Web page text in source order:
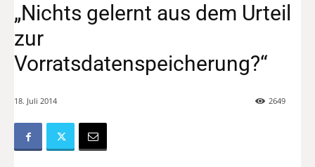
„Nichts gelernt aus dem Urteil
zur
Vorratsdatenspeicherung?“
18. Juli 2014 2649